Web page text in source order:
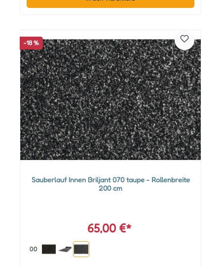
-18 %
Sauberlauf Innen Briljant 070 taupe - Rollenbreite
200 cm
65,00 €*
00